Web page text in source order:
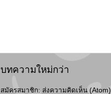
บทความใหม่กว่า
สมัครสมาชิก: ส่งความคิดเห็น (Atom)